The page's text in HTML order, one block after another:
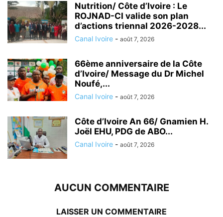
Nutrition/ Côte d’Ivoire : Le
ROJNAD-CI valide son plan
d’actions triennal 2026-2028...
Canal Ivoire - août 7, 2026
66ème anniversaire de la Côte
d’Ivoire/ Message du Dr Michel
Noufé,...
Canal Ivoire - août 7, 2026
Côte d’Ivoire An 66/ Gnamien H.
Joël EHU, PDG de ABO...
Canal Ivoire - août 7, 2026
AUCUN COMMENTAIRE
LAISSER UN COMMENTAIRE